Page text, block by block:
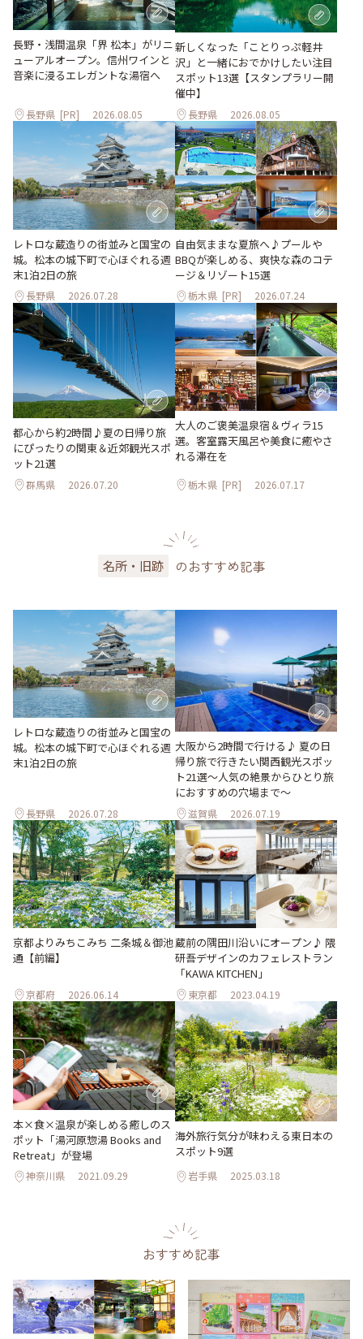
長野・浅間温泉「界 松本」がリニ
ューアルオープン。信州ワインと
音楽に浸るエレガントな湯宿へ
長野県 [PR] 2026.08.05
新しくなった「ことりっぷ軽井
沢」と一緒におでかけしたい注目
スポット13選【スタンプラリー開
催中】
長野県 2026.08.05
レトロな蔵造りの街並みと国宝の
城。松本の城下町で心ほぐれる週
末1泊2日の旅
長野県 2026.07.28
自由気ままな夏旅へ♪プールや
BBQが楽しめる、爽快な森のコテ
ージ＆リゾート15選
栃木県 [PR] 2026.07.24
都心から約2時間♪夏の日帰り旅
にぴったりの関東＆近郊観光スポ
ット21選
群馬県 2026.07.20
大人のご褒美温泉宿＆ヴィラ15
選。客室露天風呂や美食に癒やさ
れる滞在を
栃木県 [PR] 2026.07.17
名所・旧跡 のおすすめ記事
レトロな蔵造りの街並みと国宝の
城。松本の城下町で心ほぐれる週
末1泊2日の旅
長野県 2026.07.28
大阪から2時間で行ける♪ 夏の日
帰り旅で行きたい関西観光スポッ
ト21選～人気の絶景からひとり旅
におすすめの穴場まで～
滋賀県 2026.07.19
京都よりみちこみち 二条城＆御池
通【前編】
京都府 2026.06.14
蔵前の隅田川沿いにオープン♪ 隈
研吾デザインのカフェレストラン
「KAWA KITCHEN」
東京都 2023.04.19
本×食×温泉が楽しめる癒しのス
ポット「湯河原惣湯 Books and
Retreat」が登場
神奈川県 2021.09.29
海外旅行気分が味わえる東日本の
スポット9選
岩手県 2025.03.18
おすすめ記事